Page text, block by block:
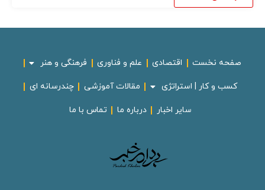
صفحه نخست اقتصادی علم و فناوری فرهنگی و هنر
کسب و کار | استراتژی مقالات آموزشی چندرسانه ای
سایر اخبار درباره ما تماس با ما